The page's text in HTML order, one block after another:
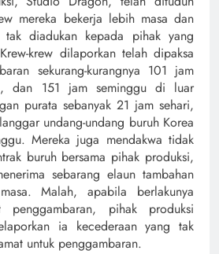
mereka bekerja lebih masa dan
tak diadukan kepada pihak yang
krew dilaporkan telah dipaksa
sekurang-kurangnya 101 jam
dan 151 jam seminggu di luar
purata sebanyak 21 jam sehari,
undang-undang buruh Korea
Mereka juga mendakwa tidak
buruh bersama pihak produksi,
sebarang elaun tambahan
Malah, apabila berlakunya
pihak produksi
ia kecederaan yang tak
untuk penggambaran.